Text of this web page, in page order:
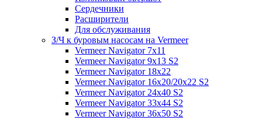
Сердечники
Расширители
Для обслуживания
З/Ч к буровым насосам на Vermeer
Vermeer Navigator 7x11
Vermeer Navigator 9x13 S2
Vermeer Navigator 18x22
Vermeer Navigator 16x20/20x22 S2
Vermeer Navigator 24x40 S2
Vermeer Navigator 33x44 S2
Vermeer Navigator 36x50 S2